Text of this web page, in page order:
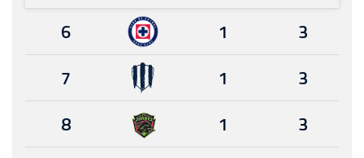
6
1
3
7
1
3
8
1 3